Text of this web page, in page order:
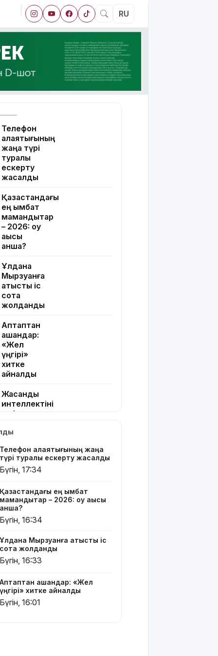
RU
Телефон
алаяқтығының
жаңа түрі
туралы
ескерту
жасалды
Қазақстандағы
ең қымбат
мамандықтар
– 2026: оқу
ақысы
қанша?
Ұлдана
Мырзуанға
қатысты іс
сотқа
жолданды
Аптаптан
қашқандар:
«Жел
үңгірі»
хитке
айналды
Жасанды
интеллектіні
өшіруге
болып
Грант
иегерлерінің
Белгілі
блогер
Астанада
сөз айтқаны
үшін
қамауға
Мектеп
оқушылары
енді БЖБ
Телефон алаяқтығының жаңа
түрі туралы ескерту жасалды
Бүгін, 17:34
Қазақстандағы ең қымбат
мамандықтар – 2026: оқу ақысы
қанша?
Бүгін, 16:34
Ұлдана Мырзуанға қатысты іс
сотқа жолданды
Бүгін, 16:33
Аптаптан қашқандар: «Жел
үңгірі» хитке айналды
Бүгін, 16:01